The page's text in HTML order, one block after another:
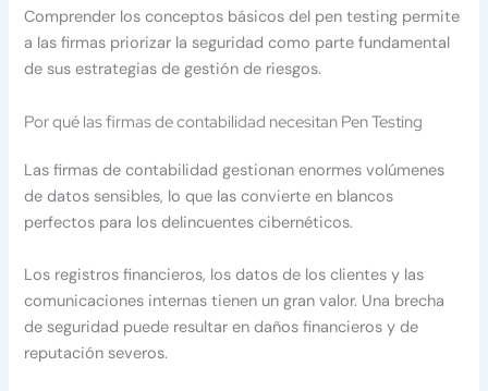
Comprender los conceptos básicos del pen testing permite
a las firmas priorizar la seguridad como parte fundamental
de sus estrategias de gestión de riesgos.
Por qué las firmas de contabilidad necesitan Pen Testing
Las firmas de contabilidad gestionan enormes volúmenes
de datos sensibles, lo que las convierte en blancos
perfectos para los delincuentes cibernéticos.
Los registros financieros, los datos de los clientes y las
comunicaciones internas tienen un gran valor. Una brecha
de seguridad puede resultar en daños financieros y de
reputación severos.